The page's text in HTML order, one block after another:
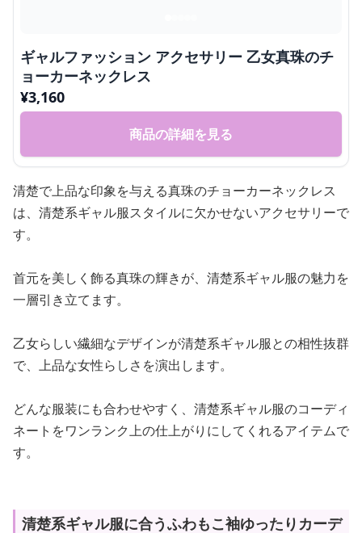
ギャルファッション アクセサリー 乙女真珠のチ
ョーカーネックレス
¥3,160
商品の詳細を見る
清楚で上品な印象を与える真珠のチョーカーネックレス
は、清楚系ギャル服スタイルに欠かせないアクセサリーで
す。
首元を美しく飾る真珠の輝きが、清楚系ギャル服の魅力を
一層引き立てます。
乙女らしい繊細なデザインが清楚系ギャル服との相性抜群
で、上品な女性らしさを演出します。
どんな服装にも合わせやすく、清楚系ギャル服のコーディ
ネートをワンランク上の仕上がりにしてくれるアイテムで
す。
清楚系ギャル服に合うふわもこ袖ゆったりカーデ